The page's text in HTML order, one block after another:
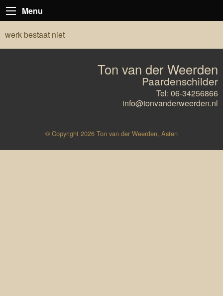
Menu
werk bestaat niet
Ton van der Weerden
Paardenschilder
Tel: 06-34256866
info@tonvanderweerden.nl
© Copyright 2026 Ton van der Weerden, Asten